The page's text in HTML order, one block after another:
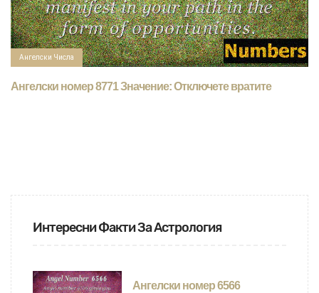
Ангелски Числа
Ангелски номер 8771 Значение: Отключете вратите
Интересни Факти За Астрология
Ангелски номер 6566